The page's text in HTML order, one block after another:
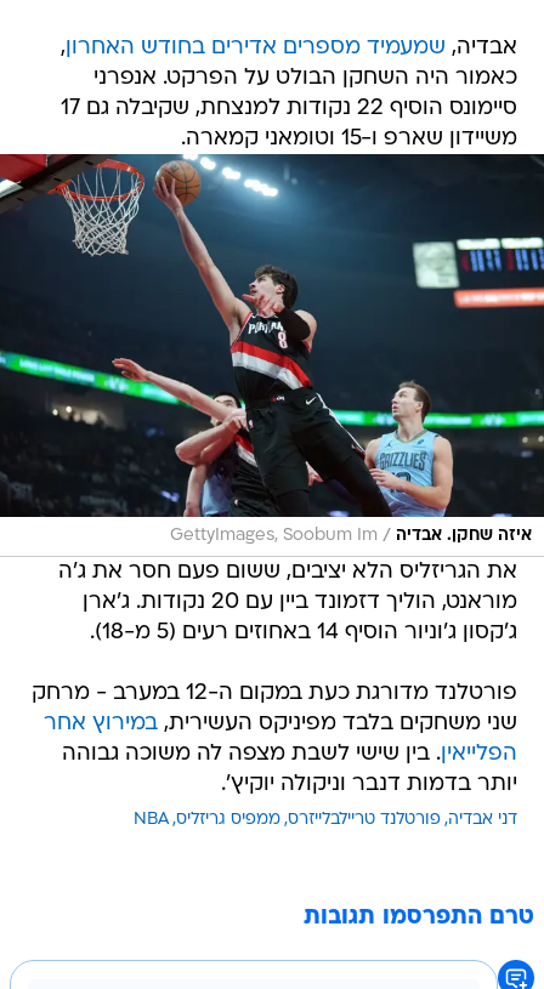
אבדיה, שמעמיד מספרים אדירים בחודש האחרון,
כאמור היה השחקן הבולט על הפרקט. אנפרני
סיימונס הוסיף 22 נקודות למנצחת, שקיבלה גם 17
משיידון שארפ ו-15 וטומאני קמארה.
איזה שחקן. אבדיה /
GettyImages, Soobum Im
את הגריזליס הלא יציבים, ששום פעם חסר את ג'ה
מוראנט, הוליך דזמונד ביין עם 20 נקודות. ג'ארן
ג'קסון ג'וניור הוסיף 14 באחוזים רעים (5 מ-18).
פורטלנד מדורגת כעת במקום ה-12 במערב - מרחק
שני משחקים בלבד מפיניקס העשירית,במירוץ אחר
הפלייאין. בין שישי לשבת מצפה לה משוכה גבוהה
יותר בדמות דנבר וניקולה יוקיץ'.
דני אבדיה פורטלנד טריילבלייזרס ממפיס גריזליס NBA
טרם התפרסמו תגובות